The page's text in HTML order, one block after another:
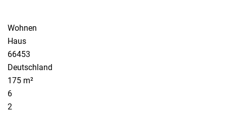
Wohnen
Haus
66453
Deutschland
175 m²
6
2